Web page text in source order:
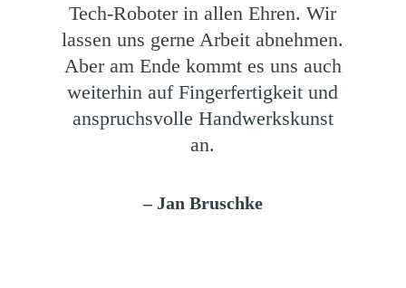
Tech-Roboter in allen Ehren. Wir
lassen uns gerne Arbeit abnehmen.
Aber am Ende kommt es uns auch
weiterhin auf Fingerfertigkeit und
anspruchsvolle Handwerkskunst
an.
– Jan Bruschke